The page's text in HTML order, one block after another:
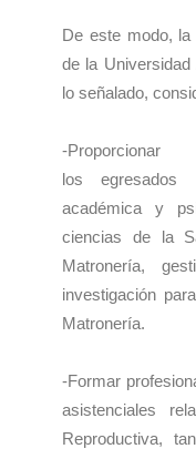
De este modo,
de la
lo señalado,
-
los egresados
académica y
ciencias de la
Matronería,
investigación
Matronería.
-Formar
asistenciales
Reproductiva,